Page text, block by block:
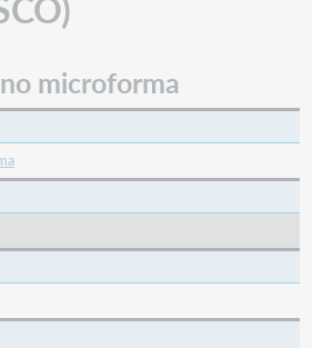
microforma